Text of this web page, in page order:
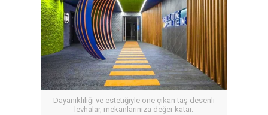
Dayanıklılığı ve estetiğiyle öne çıkan taş desenli
levhalar, mekanlarınıza değer katar.